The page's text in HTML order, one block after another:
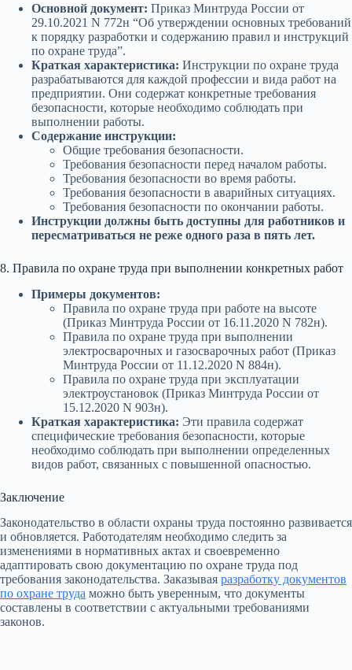
Основной документ: Приказ Минтруда России от
29.10.2021 N 772н “Об утверждении основных требований
к порядку разработки и содержанию правил и инструкций
по охране труда”.
Краткая характеристика: Инструкции по охране труда
разрабатываются для каждой профессии и вида работ на
предприятии. Они содержат конкретные требования
безопасности, которые необходимо соблюдать при
выполнении работы.
Содержание инструкции:
Общие требования безопасности.
Требования безопасности перед началом работы.
Требования безопасности во время работы.
Требования безопасности в аварийных ситуациях.
Требования безопасности по окончании работы.
Инструкции должны быть доступны для работников и
пересматриваться не реже одного раза в пять лет.
8. Правила по охране труда при выполнении конкретных работ
Примеры документов:
Правила по охране труда при работе на высоте
(Приказ Минтруда России от 16.11.2020 N 782н).
Правила по охране труда при выполнении
электросварочных и газосварочных работ (Приказ
Минтруда России от 11.12.2020 N 884н).
Правила по охране труда при эксплуатации
электроустановок (Приказ Минтруда России от
15.12.2020 N 903н).
Краткая характеристика: Эти правила содержат
специфические требования безопасности, которые
необходимо соблюдать при выполнении определенных
видов работ, связанных с повышенной опасностью.
Заключение
Законодательство в области охраны труда постоянно развивается
и обновляется. Работодателям необходимо следить за
изменениями в нормативных актах и своевременно
адаптировать свою документацию по охране труда под
требования законодательства. Заказывая разработку документов
по охране труда можно быть уверенным, что документы
составлены в соответствии с актуальными требованиями
законов.